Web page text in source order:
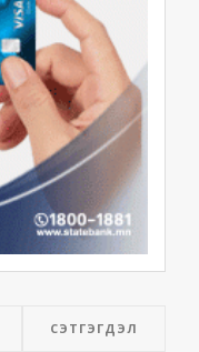
СЭТГЭГДЭЛ